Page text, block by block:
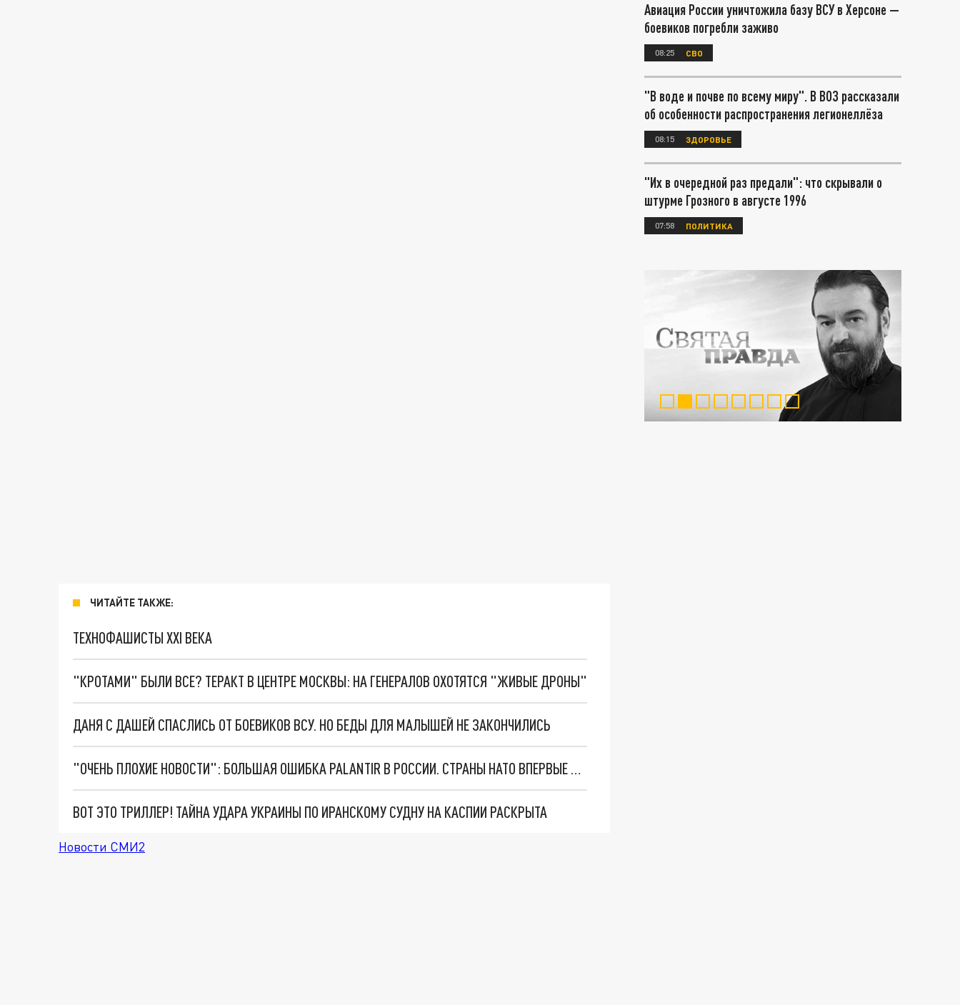
ЧИТАЙТЕ ТАКЖЕ:
ТЕХНОФАШИСТЫ XXI ВЕКА
"КРОТАМИ" БЫЛИ ВСЕ? ТЕРАКТ В ЦЕНТРЕ МОСКВЫ: НА ГЕНЕРАЛОВ ОХОТЯТСЯ "ЖИВЫЕ ДРОНЫ"
ДАНЯ С ДАШЕЙ СПАСЛИСЬ ОТ БОЕВИКОВ ВСУ. НО БЕДЫ ДЛЯ МАЛЫШЕЙ НЕ ЗАКОНЧИЛИСЬ
"ОЧЕНЬ ПЛОХИЕ НОВОСТИ": БОЛЬШАЯ ОШИБКА PALANTIR В РОССИИ. СТРАНЫ НАТО ВПЕРВЫЕ ЗА СВО ОСТАНОВИЛИ ПОСТАВКИ ОРУЖИЯ. ВСУ ТЕРЯЮТ ПРИГРАНИЧЬЕ?
ВОТ ЭТО ТРИЛЛЕР! ТАЙНА УДАРА УКРАИНЫ ПО ИРАНСКОМУ СУДНУ НА КАСПИИ РАСКРЫТА
Новости СМИ2
Авиация России уничтожила базу ВСУ в Херсоне —
боевиков погребли заживо
08:25 СВО
"В воде и почве по всему миру". В ВОЗ рассказали
об особенности распространения легионеллёза
08:15 ЗДОРОВЬЕ
"Их в очередной раз предали": что скрывали о
штурме Грозного в августе 1996
07:58 ПОЛИТИКА